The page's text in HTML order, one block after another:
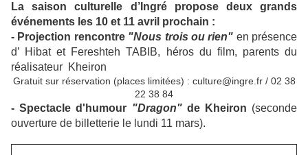
La saison culturelle d’Ingré propose deux grands
événements les 10 et 11 avril prochain :
- Projection rencontre "Nous trois ou rien" en présence
d’ Hibat et Fereshteh TABIB, héros du film, parents du
réalisateur Kheiron
Gratuit sur réservation (places limitées) : culture@ingre.fr / 02 38
22 38 84
- Spectacle d'humour "Dragon"de Kheiron (seconde
ouverture de billetterie le lundi 11 mars).